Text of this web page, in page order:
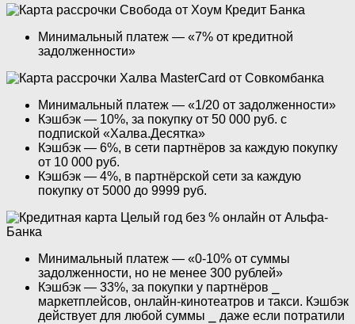
Минимальный платеж — «7% от кредитной
задолженности»
Минимальный платеж — «1/20 от задолженности»
Кэшбэк — 10%, за покупку от 50 000 руб. с
подпиской «Халва.Десятка»
Кэшбэк — 6%, в сети партнёров за каждую покупку
от 10 000 руб.
Кэшбэк — 4%, в партнёрской сети за каждую
покупку от 5000 до 9999 руб.
Минимальный платеж — «0-10% от суммы
задолженности, но не менее 300 рублей»
Кэшбэк — 33%, за покупки у партнёров ⎯
маркетплейсов, онлайн-кинотеатров и такси. Кэшбэк
действует для любой суммы ⎯ даже если потратили